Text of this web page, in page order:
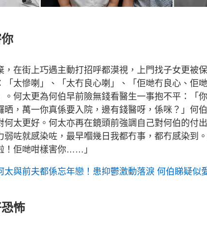
，在街上巧遇主動打招呼都漠視，上門找子女更被
「太慘喇」、「太冇良心喇」、「佢哋冇良心、佢
。何太更為何伯早前險無錢看醫生一事抱不平：「
晒，萬一你真係要入院，邊有錢醫呀，係咪？」何
何太更好。何太亦再在鏡頭前強調自己對何伯的付
弱咗就感染咗，最早嗰幾日我都冇事，都冇感染到
！佢哋咁樣害你……」
太與前夫都係忘年戀！患抑鬱激動落淚 何伯睇疑似
怖